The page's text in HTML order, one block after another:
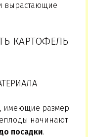
вырастающие
КАРТОФЕЛЬ
имеющие размер
начинают
посадки.